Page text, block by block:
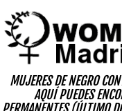
to
content
MUJERES DE NEGRO
AQUÍ PUEDES
PERMANENTES (ÚLTIMO